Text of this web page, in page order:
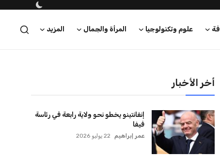
علوم وتكنولوجيا المرأة والجمال المزيد
أخر الأخبار
إنفانتينو يخطو نحو ولاية رابعة في رئاسة
فيفا
عمر إبراهيم 22 يوليو 2026